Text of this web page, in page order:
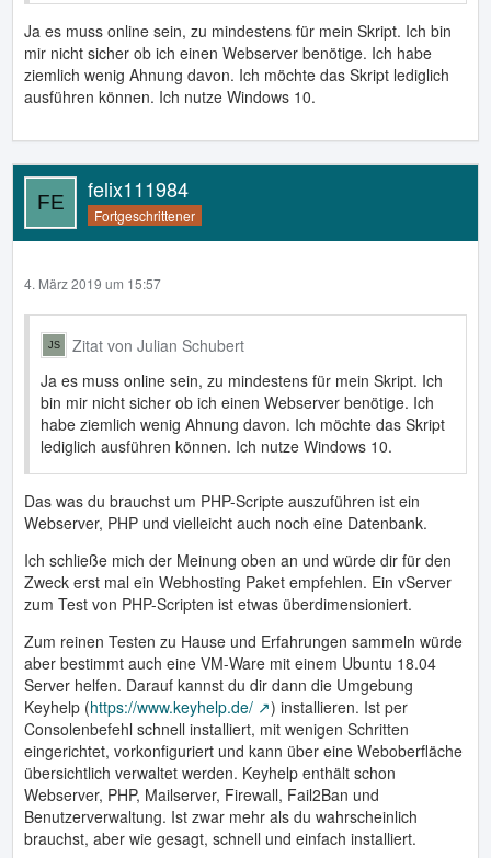
Ja es muss online sein, zu mindestens für mein Skript. Ich bin
mir nicht sicher ob ich einen Webserver benötige. Ich habe
ziemlich wenig Ahnung davon. Ich möchte das Skript lediglich
ausführen können. Ich nutze Windows 10.
felix111984
Fortgeschrittener
4. März 2019 um 15:57
Zitat von Julian Schubert
Ja es muss online sein, zu mindestens für mein Skript. Ich
bin mir nicht sicher ob ich einen Webserver benötige. Ich
habe ziemlich wenig Ahnung davon. Ich möchte das Skript
lediglich ausführen können. Ich nutze Windows 10.
Das was du brauchst um PHP-Scripte auszuführen ist ein
Webserver, PHP und vielleicht auch noch eine Datenbank.
Ich schließe mich der Meinung oben an und würde dir für den
Zweck erst mal ein Webhosting Paket empfehlen. Ein vServer
zum Test von PHP-Scripten ist etwas überdimensioniert.
Zum reinen Testen zu Hause und Erfahrungen sammeln würde
aber bestimmt auch eine VM-Ware mit einem Ubuntu 18.04
Server helfen. Darauf kannst du dir dann die Umgebung
Keyhelp (https://www.keyhelp.de/
) installieren. Ist per
Consolenbefehl schnell installiert, mit wenigen Schritten
eingerichtet, vorkonfiguriert und kann über eine Weboberfläche
übersichtlich verwaltet werden. Keyhelp enthält schon
Webserver, PHP, Mailserver, Firewall, Fail2Ban und
Benutzerverwaltung. Ist zwar mehr als du wahrscheinlich
brauchst, aber wie gesagt, schnell und einfach installiert.